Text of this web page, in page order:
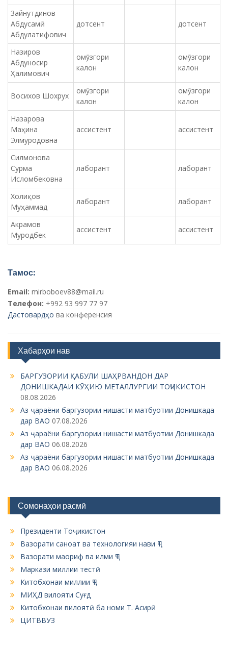
Зайнутдинов
Абдусамӣ
Абдулатифович
дотсент дотсент
Назиров
Абдуносир
Ҳалимович
омӯзгори
калон
омӯзгори
калон
Восихов Шохрух
омӯзгори
калон
омӯзгори
калон
Назарова
Маҳина
Элмуродовна
ассистент ассистент
Силмонова
Сурма
Исломбековна
лаборант лаборант
Холиқов
Муҳаммад
лаборант лаборант
Акрамов
Муродбек
ассистент ассистент
Тамос:
Email: mirboboev88@mail.ru
Телефон: +992 93 997 77 97
Дастовардҳо ва конференсия
Хабарҳои нав
БАРГУЗОРИИ ҚАБУЛИ ШАҲРВАНДОН ДАР
ДОНИШКАДАИ КӮҲИЮ МЕТАЛЛУРГИИ ТОҶИКИСТОН
08.08.2026
Аз ҷараёни баргузории нишасти матбуотии Донишкада
дар ВАО 07.08.2026
Аз ҷараёни баргузории нишасти матбуотии Донишкада
дар ВАО 06.08.2026
Аз ҷараёни баргузории нишасти матбуотии Донишкада
дар ВАО 06.08.2026
Сомонаҳои расмӣ
Президенти Тоҷикистон
Вазорати саноат ва технологияи нави ҶТ
Вазорати маориф ва илми ҶТ
Маркази миллии тестӣ
Китобхонаи миллии ҶТ
МИҲД вилояти Суғд
Китобхонаи вилоятӣ ба номи Т. Асирӣ
ЦИТВВУЗ